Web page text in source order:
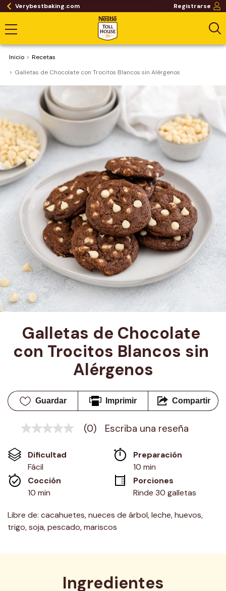
Verybestbaking.com Registrarse
Inicio
Recetas
Galletas de Chocolate con Trocitos Blancos sin Alérgenos
Galletas de Chocolate
con Trocitos Blancos sin
Alérgenos
Guardar Imprimir Compartir
Sin
en
misma
página.
(0) Escriba una reseña
Dificultad
Fácil
Preparación
10 min
Cocción
10 min
Porciones
Rinde 30 galletas
Libre de: cacahuetes, nueces de árbol, leche, huevos,
trigo, soja, pescado, mariscos
Ingredientes